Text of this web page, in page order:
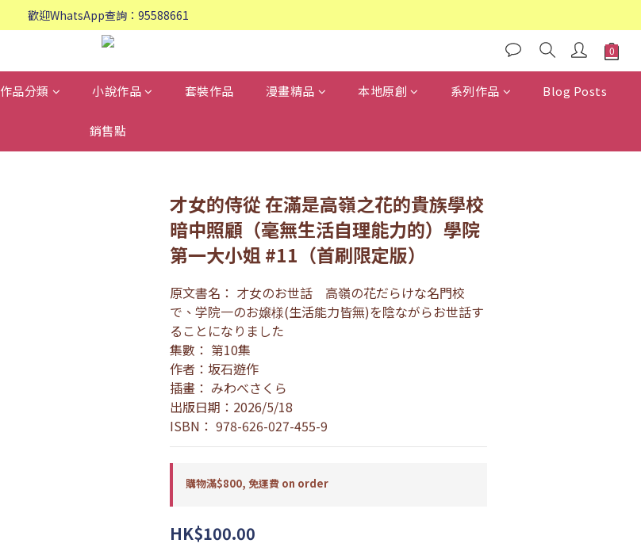
歡迎WhatsApp查詢：95588661
歡迎WhatsApp查詢：95588661
會員專享: 購物滿$800, 免運費
歡迎WhatsApp查詢：95588661
作品分類 小說作品 套裝作品 漫畫精品 本地原創 系列作品 Blog Posts
銷售點
才女的侍從 在滿是高嶺之花的貴族學校
暗中照顧（毫無生活自理能力的）學院
第一大小姐 #11（首刷限定版）
原文書名： 才女のお世話　高嶺の花だらけな名門校
で、学院一のお嬢様(生活能力皆無)を陰ながらお世話す
ることになりました
集數： 第10集
作者：坂石遊作
插畫： みわべさくら
出版日期：2026/5/18
ISBN： 978-626-027-455-9
購物滿$800, 免運費 on order
HK$100.00